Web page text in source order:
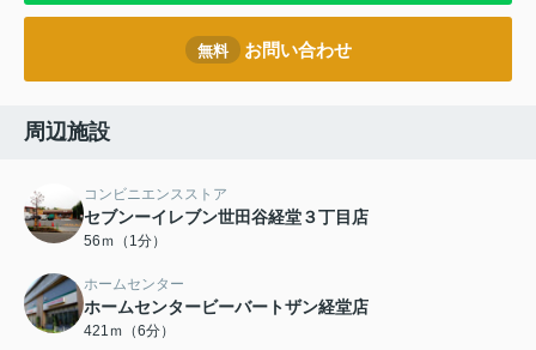
無料 お問い合わせ
周辺施設
コンビニエンスストア
セブンーイレブン世田谷経堂３丁目店
56ｍ（1分）
ホームセンター
ホームセンタービーバートザン経堂店
421ｍ（6分）